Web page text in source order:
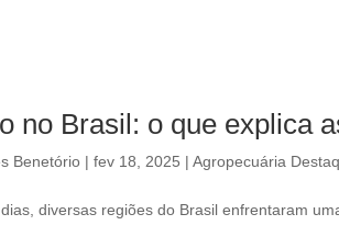
no Brasil: o que explica
Benetório |fev 18, 2025 |Agropecuária
diversas regiões do Brasil enfrentaram